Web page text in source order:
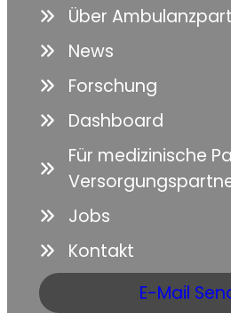
Über
News
Forschung
Dashboard
Für medizinische
Jobs
Kontakt
E-Mail